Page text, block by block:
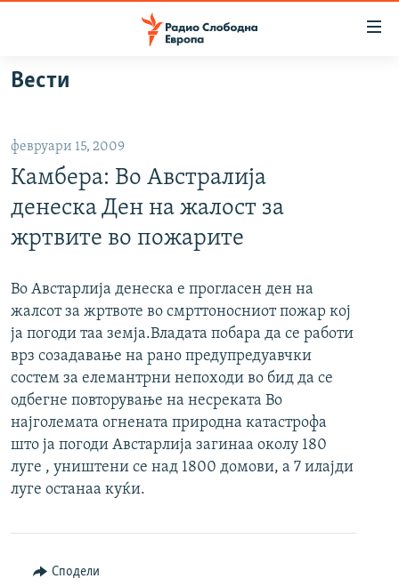
Оди
на
Оди
на
главната
навигација
на
ВИЗУЕЛНО
ШТО ТРЕБА ДА ЗНАЕТЕ
ПРИЈАВИ СЕ ЗА ЊУЗЛЕТЕР
ПОДКАСТ ЗОШТО?
СЛЕДЕТЕ НЕ
РСЕ веб страници
Вести
февруари 15, 2009
Камбера: Во Австралија
денеска Ден на жалост за
жртвите во пожарите
Во Австарлија денеска е прогласен ден на
жалсот за жртвоте во смрттоносниот пожар кој
ја погоди таа земја.Владата побара да се работи
врз созадавање на рано предупредуавчки
состем за елемантрни непоходи во бид да се
одбегне повторување на несреката Во
најголемата огнената природна катастрофа
што ја погоди Австарлија загинаа околу 180
луге , уништени се над 1800 домови, а 7 илајди
луге останаа куќи.
Сподели